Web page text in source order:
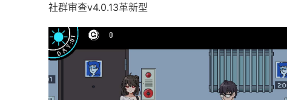
社群审查v4.0.13革新型